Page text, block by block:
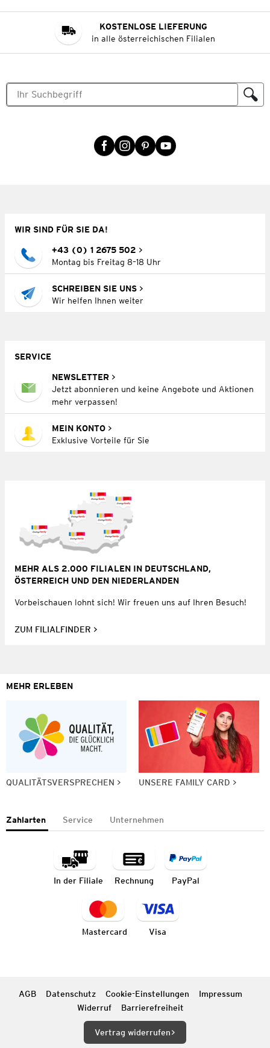
KOSTENLOSE LIEFERUNG
in alle österreichischen Filialen
WIR SIND FÜR SIE DA!
+43 (0) 1 2675 502
Montag bis Freitag 8–18 Uhr
SCHREIBEN SIE UNS
Wir helfen Ihnen weiter
SERVICE
NEWSLETTER
Jetzt abonnieren und keine Angebote und Aktionen
mehr verpassen!
MEIN KONTO
Exklusive Vorteile für Sie
MEHR ALS 2.000 FILIALEN IN DEUTSCHLAND,
ÖSTERREICH UND DEN NIEDERLANDEN
Vorbeischauen lohnt sich! Wir freuen uns auf Ihren Besuch!
ZUM FILIALFINDER
MEHR ERLEBEN
QUALITÄTSVERSPRECHEN UNSERE FAMILY CARD
Zahlarten Service Unternehmen
In der Filiale Rechnung PayPal
Mastercard Visa
AGB Datenschutz Cookie-Einstellungen
Impressum
Widerruf
Barrierefreiheit
Vertrag widerrufen